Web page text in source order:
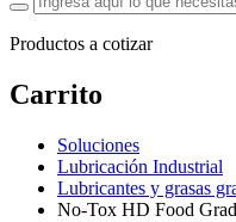
Productos a cotizar
Carrito
Soluciones
Lubricación Industrial
Lubricantes y grasas
No-Tox HD Food